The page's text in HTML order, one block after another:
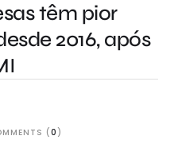
têm pior
2016, após
(0 )